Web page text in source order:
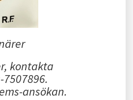
kontakta
ansökan.